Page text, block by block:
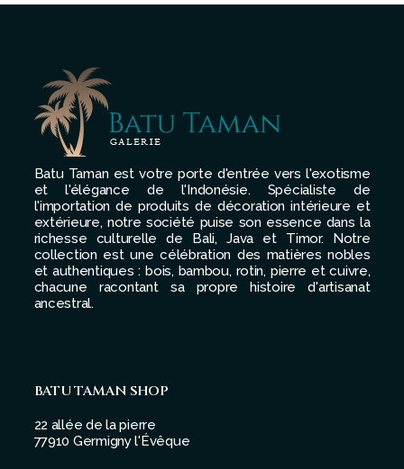
Batu Taman est votre porte d'entrée vers l'exotisme
et l'élégance de l'Indonésie. Spécialiste de
l'importation de produits de décoration intérieure et
extérieure, notre société puise son essence dans la
richesse culturelle de Bali, Java et Timor. Notre
collection est une célébration des matières nobles
et authentiques : bois, bambou, rotin, pierre et cuivre,
chacune racontant sa propre histoire d'artisanat
ancestral.
BATU TAMAN SHOP
22 allée de la pierre
77910 Germigny l'Évêque